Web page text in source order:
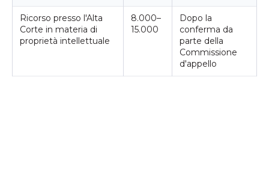
Ricorso presso l'Alta
Corte in materia di
proprietà intellettuale
8.000–
15.000
Dopo la
conferma da
parte della
Commissione
d'appello